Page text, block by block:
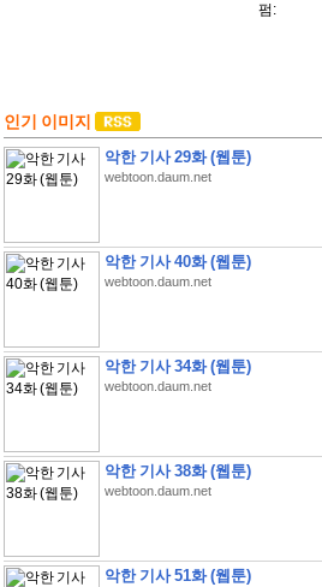
펌:
인기 이미지
악한 기사 29화 (웹툰)
webtoon.daum.net
악한 기사 40화 (웹툰)
webtoon.daum.net
악한 기사 34화 (웹툰)
webtoon.daum.net
악한 기사 38화 (웹툰)
webtoon.daum.net
악한 기사 51화 (웹툰)